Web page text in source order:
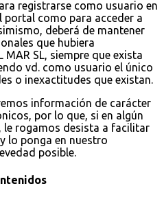
registrarse como usuario en
como para acceder a
deberá de mantener
que hubiera
MAR SL, siempre que exista
vd. como usuario el único
o inexactitudes que existan.
información de carácter
por lo que, si en algún
le rogamos desista a facilitar
lo ponga en nuestro
posible.